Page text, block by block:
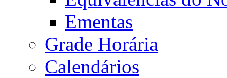
Ementas
Grade Horária
Calendários